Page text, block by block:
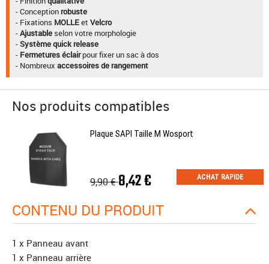
- Conception robuste
- Fixations MOLLEet Velcro
-Ajustableselon votre morphologie
-Système quick release
- Fermetures éclairpour fixer un sac à dos
- Nombreux accessoires de rangement
Nos produits compatibles
Plaque SAPI Taille M Wosport
9,90 €8,42 € ACHAT RAPIDE
CONTENU DU PRODUIT
1 x Panneau avant
1 x Panneau arrière